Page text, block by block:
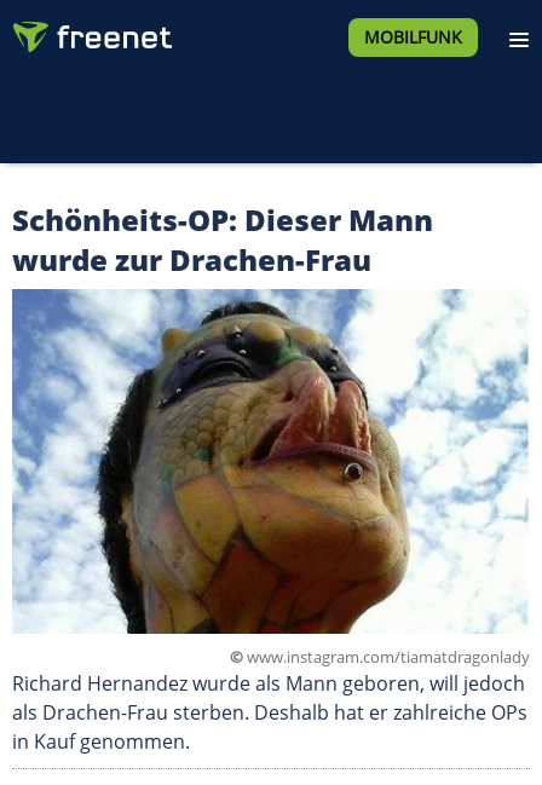
MOBILFUNK
Schönheits-OP: Dieser Mann
wurde zur Drachen-Frau
©www.instagram.com/tiamatdragonlady
Richard Hernandez wurde als Mann geboren, will jedoch
als Drachen-Frau sterben. Deshalb hat er zahlreiche OPs
in Kauf genommen.